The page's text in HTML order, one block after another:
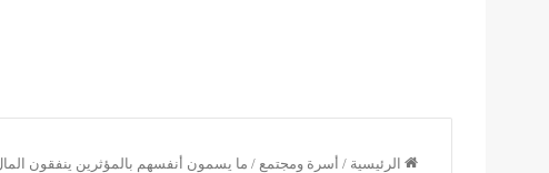
الرئيسية / أسرة ومجتمع / ما يسمون أنفسهم بالمؤثرين ينفقون